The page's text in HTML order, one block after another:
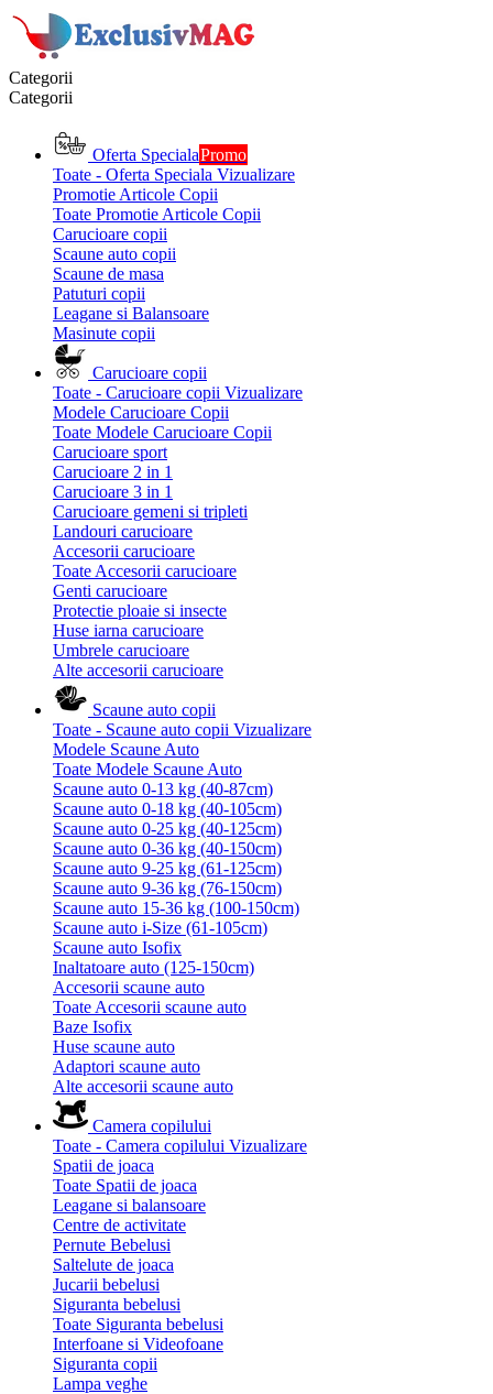
Categorii
Categorii
Oferta SpecialaPromo
Toate - Oferta Speciala Vizualizare
Promotie Articole Copii
Toate Promotie Articole Copii
Carucioare copii
Scaune auto copii
Scaune de masa
Patuturi copii
Leagane si Balansoare
Masinute copii
Carucioare copii
Toate - Carucioare copii Vizualizare
Modele Carucioare Copii
Toate Modele Carucioare Copii
Carucioare sport
Carucioare 2 in 1
Carucioare 3 in 1
Carucioare gemeni si tripleti
Landouri carucioare
Accesorii carucioare
Toate Accesorii carucioare
Genti carucioare
Protectie ploaie si insecte
Huse iarna carucioare
Umbrele carucioare
Alte accesorii carucioare
Scaune auto copii
Toate - Scaune auto copii Vizualizare
Modele Scaune Auto
Toate Modele Scaune Auto
Scaune auto 0-13 kg (40-87cm)
Scaune auto 0-18 kg (40-105cm)
Scaune auto 0-25 kg (40-125cm)
Scaune auto 0-36 kg (40-150cm)
Scaune auto 9-25 kg (61-125cm)
Scaune auto 9-36 kg (76-150cm)
Scaune auto 15-36 kg (100-150cm)
Scaune auto i-Size (61-105cm)
Scaune auto Isofix
Inaltatoare auto (125-150cm)
Accesorii scaune auto
Toate Accesorii scaune auto
Baze Isofix
Huse scaune auto
Adaptori scaune auto
Alte accesorii scaune auto
Camera copilului
Toate - Camera copilului Vizualizare
Spatii de joaca
Toate Spatii de joaca
Leagane si balansoare
Centre de activitate
Pernute Bebelusi
Saltelute de joaca
Jucarii bebelusi
Siguranta bebelusi
Toate Siguranta bebelusi
Interfoane si Videofoane
Siguranta copii
Lampa veghe